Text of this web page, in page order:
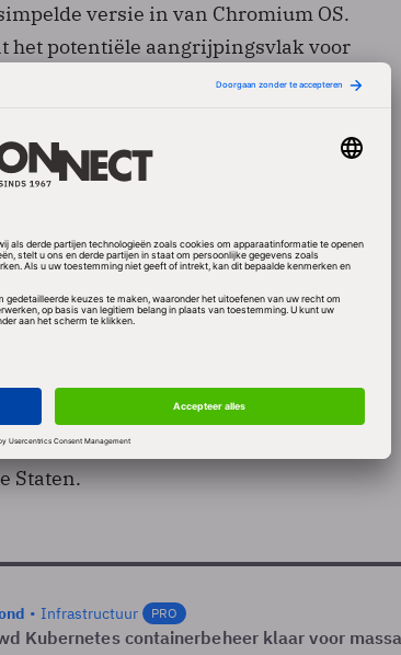
versie in van Chromium OS.
het potentiële aangrijpingsvlak voor
Verder worden data nu na
alleen op de lijn naar de data
dat ze Google's load balancing
uitgebreid. Zo zijn er nieuwe
een belangrijke pijler onder de
zegt Google. Een belangrijke
al voor Google Cloud koos.
een van de grootste aanbieders
Staten.
Infrastructuur PRO
Kubernetes containerbeheer klaar voor